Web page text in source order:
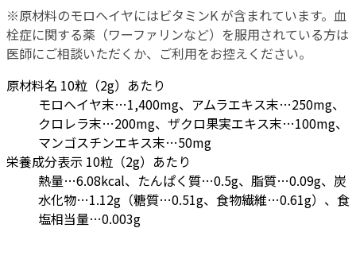
※原材料のモロヘイヤにはビタミンK が含まれています。血
栓症に関する薬（ワーファリンなど）を服用されている方は
医師にご相談いただくか、ご利用をお控えください。
原材料名 10粒（2g）あたり
モロヘイヤ末…1,400mg、アムラエキス末…250mg、
クロレラ末…200mg、ザクロ果実エキス末…100mg、
マンゴスチンエキス末…50mg
栄養成分表示 10粒（2g）あたり
熱量…6.08kcal、たんぱく質…0.5g、脂質…0.09g、炭
水化物…1.12g（糖質…0.51g、食物繊維…0.61g）、食
塩相当量…0.003g